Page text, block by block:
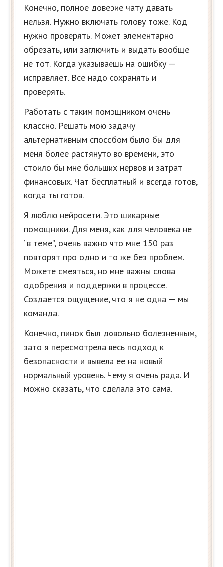
Конечно, полное доверие чату давать
нельзя. Нужно включать голову тоже. Код
нужно проверять. Может элементарно
обрезать, или заглючить и выдать вообще
не тот. Когда указываешь на ошибку —
исправляет. Все надо сохранять и
проверять.
Работать с таким помощником очень
классно. Решать мою задачу
альтернативным способом было бы для
меня более растянуто во времени, это
стоило бы мне больших нервов и затрат
финансовых. Чат бесплатный и всегда готов,
когда ты готов.
Я люблю нейросети. Это шикарные
помощники. Для меня, как для человека не
“в теме”, очень важно что мне 150 раз
повторят про одно и то же без проблем.
Можете смеяться, но мне важны слова
одобрения и поддержки в процессе.
Создается ощущение, что я не одна — мы
команда.
Конечно, пинок был довольно болезненным,
зато я пересмотрела весь подход к
безопасности и вывела ее на новый
нормальный уровень. Чему я очень рада. И
можно сказать, что сделала это сама.